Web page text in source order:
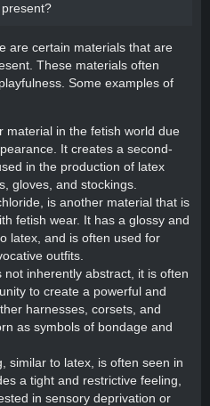
are certain materials that are
These materials often
Some examples of
material in the fetish world due
It creates a second-
in the production of latex
gloves, and stockings.
is another material that is
fetish wear. It has a glossy and
latex, and is often used for
outfits.
not inherently abstract, it is often
to create a powerful and
harnesses, corsets, and
as symbols of bondage and
similar to latex, is often seen in
a tight and restrictive feeling,
in sensory deprivation or